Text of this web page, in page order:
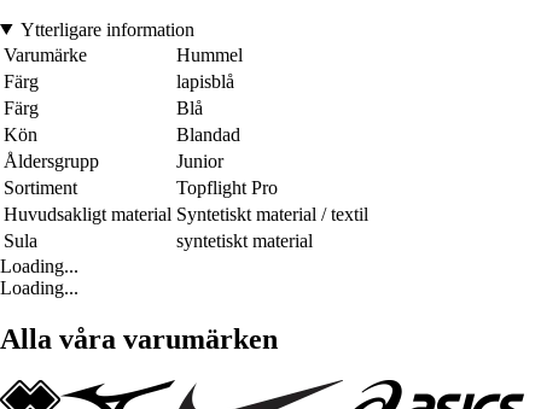
Ytterligare information
Varumärke
Hummel
Färg
lapisblå
Färg
Blå
Kön
Blandad
Åldersgrupp
Junior
Sortiment
Topflight Pro
Huvudsakligt material Syntetiskt material / textil
Sula
syntetiskt material
Loading...
Loading...
Alla våra varumärken